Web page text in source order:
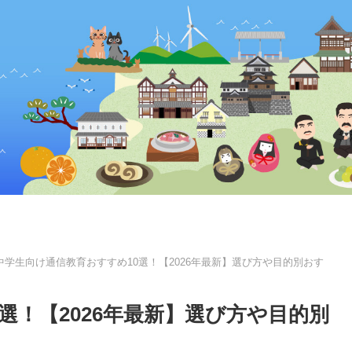
学生向け通信教育おすすめ10選！【2026年最新】選び方や目的別おす
！【2026年最新】選び方や目的別